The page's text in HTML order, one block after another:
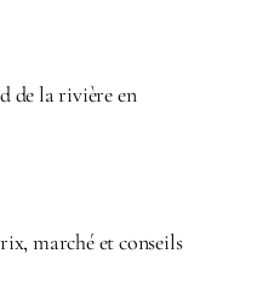
de la rivière en
marché et conseils